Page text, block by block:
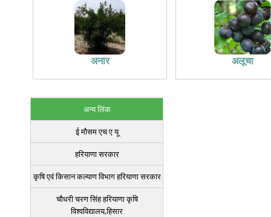
अनार अलूचा
अन्य लिंक
ई मौसम एच ए यू
हरियाणा सरकार
कृषि एवं किसान कल्याण विभाग हरियाणा सरकार
चौधरी चरण सिंह हरियाणा कृषि
विश्वविद्यालय,हिसार